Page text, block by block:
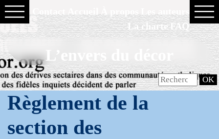
La charte FAQ
L’envers du décor
Règlement de la
section des